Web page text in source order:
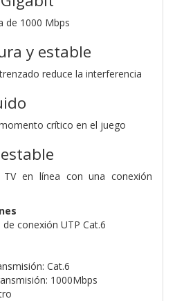
de 1000 Mbps
y estable
reduce la interferencia
crítico en el juego
en línea con una conexión
conexión UTP Cat.6
Cat.6
1000Mbps